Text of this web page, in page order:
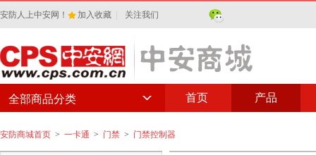
安防人上中安网！ 加入收藏 关注我们
首页 产品
全部商品分类
安防商城首页 > 一卡通 > 门禁 > 门禁控制器